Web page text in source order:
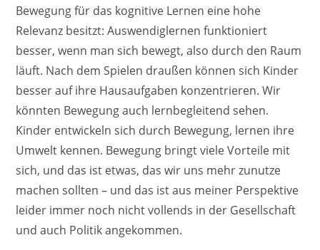
Bewegung für das kognitive Lernen eine hohe
Relevanz besitzt: Auswendiglernen funktioniert
besser, wenn man sich bewegt, also durch den Raum
läuft. Nach dem Spielen draußen können sich Kinder
besser auf ihre Hausaufgaben konzentrieren. Wir
könnten Bewegung auch lernbegleitend sehen.
Kinder entwickeln sich durch Bewegung, lernen ihre
Umwelt kennen. Bewegung bringt viele Vorteile mit
sich, und das ist etwas, das wir uns mehr zunutze
machen sollten – und das ist aus meiner Perspektive
leider immer noch nicht vollends in der Gesellschaft
und auch Politik angekommen.